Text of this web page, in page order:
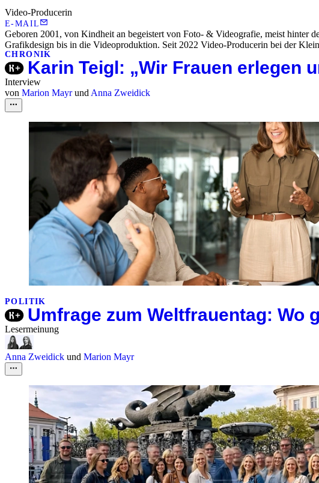
Video-Producerin
E-MAIL
Geboren 2001, von Kindheit an begeistert von Foto- & Videografie, meist hinter
Grafikdesign bis in die Videoproduktion. Seit 2022 Video-Producerin bei der
CHRONIK
Karin Teigl: „Wir Frauen erlegen
Interview
von Marion MayrundAnna Zweidick
POLITIK
Umfrage zum Weltfrauentag: Wo
Lesermeinung
Anna Zweidick und Marion Mayr